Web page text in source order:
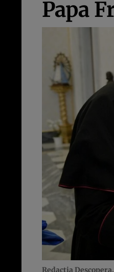
Papa
Redactia